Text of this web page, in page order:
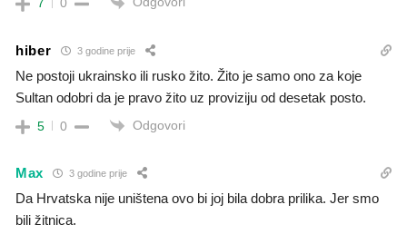
7 0
hiber 3 godine prije
Ne postoji ukrainsko ili rusko žito. Žito je samo ono za koje
Sultan odobri da je pravo žito uz proviziju od desetak posto.
5 0 Odgovori
Max 3 godine prije
Da Hrvatska nije uništena ovo bi joj bila dobra prilika. Jer smo
bili žitnica.